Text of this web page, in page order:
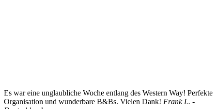
Es war eine unglaubliche Woche entlang des Western Way! Perfekte
Organisation und wunderbare B&Bs. Vielen Dank! Frank L. -